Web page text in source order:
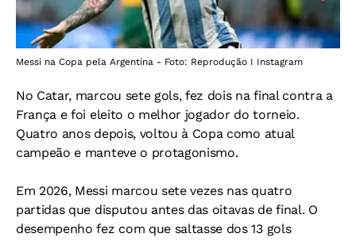
Messi na Copa pela Argentina - Foto: Reprodução I Instagram
No Catar, marcou sete gols, fez dois na final contra a
França e foi eleito o melhor jogador do torneio.
Quatro anos depois, voltou à Copa como atual
campeão e manteve o protagonismo.
Em 2026, Messi marcou sete vezes nas quatro
partidas que disputou antes das oitavas de final. O
desempenho fez com que saltasse dos 13 gols